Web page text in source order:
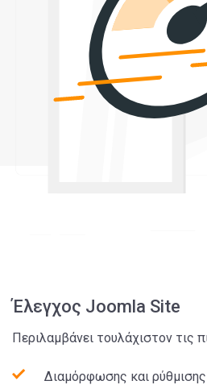
Έλεγχος Joomla Site
Περιλαμβάνει τουλάχιστον τις
Διαμόρφωσης και